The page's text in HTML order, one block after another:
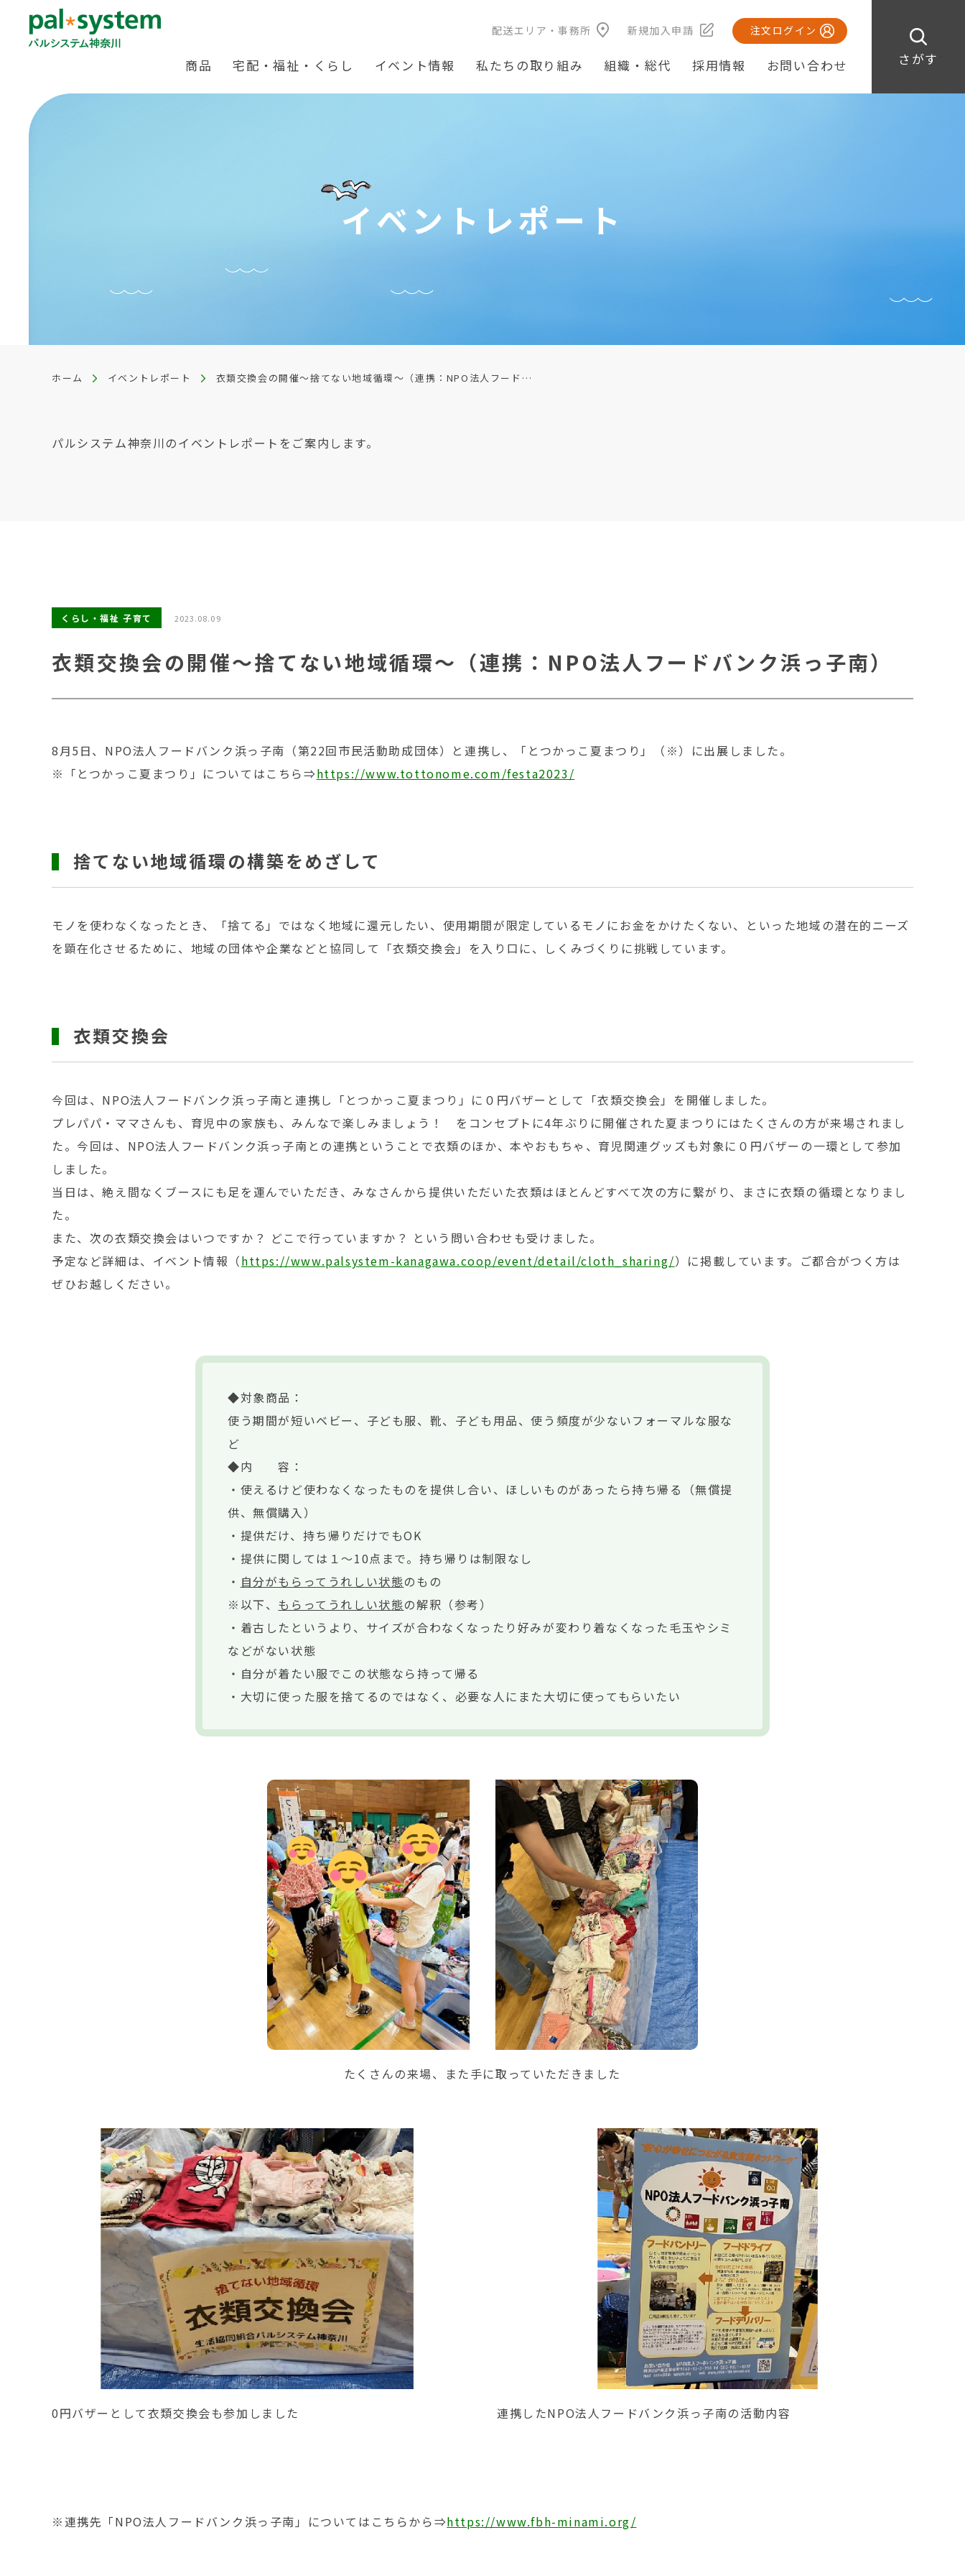
さがす
配送エリア・事務所 新規加入申請 注文ログイン
商品 宅配・福祉・くらし イベント情報 私たちの取り組み 組織・総代 採用情報 お問い合わせ
イベントレポート
ホーム イベントレポート 衣類交換会の開催～捨てない地域循環～（連携：NPO法人フード…
パルシステム神奈川のイベントレポートをご案内します。
くらし・福祉 子育て 2023.08.09
衣類交換会の開催～捨てない地域循環～（連携：NPO法人フードバンク浜っ子南）
8月5日、NPO法人フードバンク浜っ子南（第22回市民活動助成団体）と連携し、「とつかっこ夏まつり」（※）に出展しました。
※「とつかっこ夏まつり」についてはこちら⇒https://www.tottonome.com/festa2023/
捨てない地域循環の構築をめざして
モノを使わなくなったとき、「捨てる」ではなく地域に還元したい、使用期間が限定しているモノにお金をかけたくない、といった地域の潜在的ニーズ
を顕在化させるために、地域の団体や企業などと協同して「衣類交換会」を入り口に、しくみづくりに挑戦しています。
衣類交換会
今回は、NPO法人フードバンク浜っ子南と連携し「とつかっこ夏まつり」に０円バザーとして「衣類交換会」を開催しました。
プレパパ・ママさんも、育児中の家族も、みんなで楽しみましょう！ をコンセプトに4年ぶりに開催された夏まつりにはたくさんの方が来場されまし
た。今回は、NPO法人フードバンク浜っ子南との連携ということで衣類のほか、本やおもちゃ、育児関連グッズも対象に０円バザーの一環として参加
しました。
当日は、絶え間なくブースにも足を運んでいただき、みなさんから提供いただいた衣類はほとんどすべて次の方に繋がり、まさに衣類の循環となりまし
た。
また、次の衣類交換会はいつですか？ どこで行っていますか？ という問い合わせも受けました。
予定など詳細は、イベント情報（https://www.palsystem-kanagawa.coop/event/detail/cloth_sharing/）に掲載しています。ご都合がつく方は
ぜひお越しください。
◆対象商品：
使う期間が短いベビー、子ども服、靴、子ども用品、使う頻度が少ないフォーマルな服な
ど
◆内 容：
・使えるけど使わなくなったものを提供し合い、ほしいものがあったら持ち帰る（無償提
供、無償購入）
・提供だけ、持ち帰りだけでもOK
・提供に関しては１～10点まで。持ち帰りは制限なし
・ 自分がもらってうれしい状態のもの
※以下、 もらってうれしい状態の解釈（参考）
・着古したというより、サイズが合わなくなったり好みが変わり着なくなった毛玉やシミ
などがない状態
・自分が着たい服でこの状態なら持って帰る
・大切に使った服を捨てるのではなく、必要な人にまた大切に使ってもらいたい
たくさんの来場、また手に取っていただきました
0円バザーとして衣類交換会も参加しました 連携したNPO法人フードバンク浜っ子南の活動内容
※連携先「NPO法人フードバンク浜っ子南」についてはこちらから⇒https://www.fbh-minami.org/